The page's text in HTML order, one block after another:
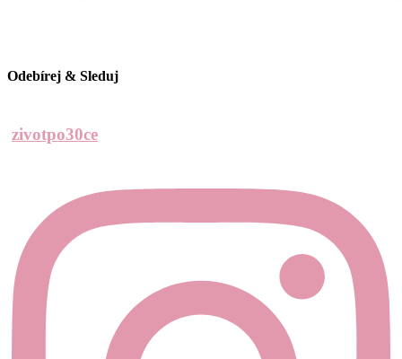
Odebírej & Sleduj
zivotpo30ce